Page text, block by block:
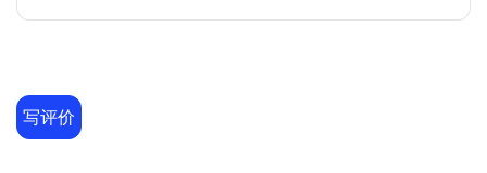
写评价